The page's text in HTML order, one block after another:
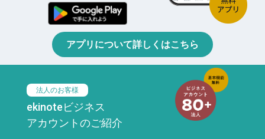
アプリについて詳しくはこちら
法人のお客様
ekinoteビジネス
アカウントのご紹介